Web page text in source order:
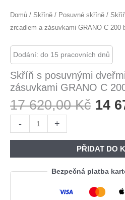
Domů / Skříně / Posuvné skříně /
zrcadlem a zásuvkami GRANO C 200
Dodání: do 15 pracovních dnů
Skříň s posuvnými
zásuvkami GRANO C
17 620,00Kč
17
14
-
s
dveřmi
se
+
PŘIDAT DO
Bezpečná platba